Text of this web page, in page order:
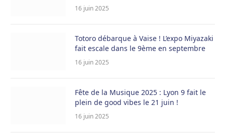
16 juin 2025
Totoro débarque à Vaise ! L’expo Miyazaki
fait escale dans le 9ème en septembre
16 juin 2025
Fête de la Musique 2025 : Lyon 9 fait le
plein de good vibes le 21 juin !
16 juin 2025